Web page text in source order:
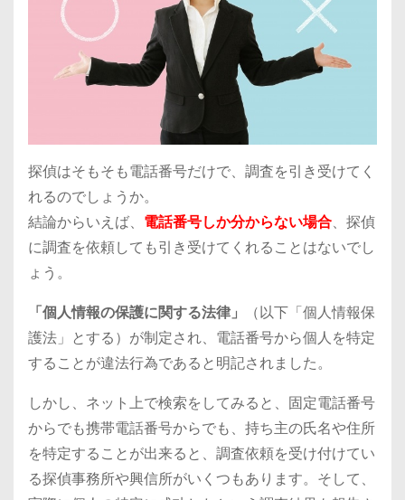
探偵はそもそも電話番号だけで、調査を引き受けてく
れるのでしょうか。
結論からいえば、 電話番号しか分からない場合、 探偵
に調査を依頼しても引き受けてくれることはないでし
ょう。
「個人情報の保護に関する法律」
（以下「個人情報保
護法」とする）が制定され、電話番号から個人を特定
することが違法行為であると明記されました。
しかし、ネット上で検索をしてみると、固定電話番号
からでも携帯電話番号からでも、持ち主の氏名や住所
を特定することが出来ると、調査依頼を受け付けてい
る探偵事務所や興信所がいくつもあります。そして、